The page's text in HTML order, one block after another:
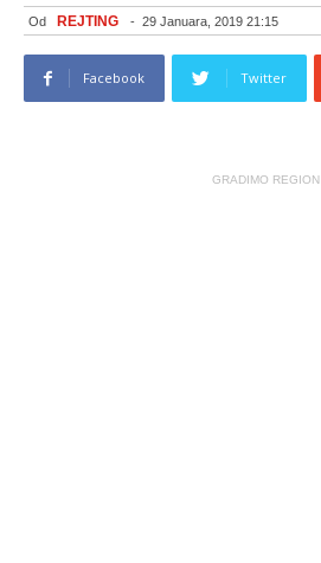
Od REJTING - 29 Januara, 2019 21:15
Facebook Twitter
GRADIMO REGION